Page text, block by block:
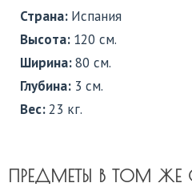
Страна: Испания
Высота: 120 см.
Ширина:80 см.
Глубина: 3 см.
Вес:23 кг.
ПРЕДМЕТЫ В ТОМ ЖЕ